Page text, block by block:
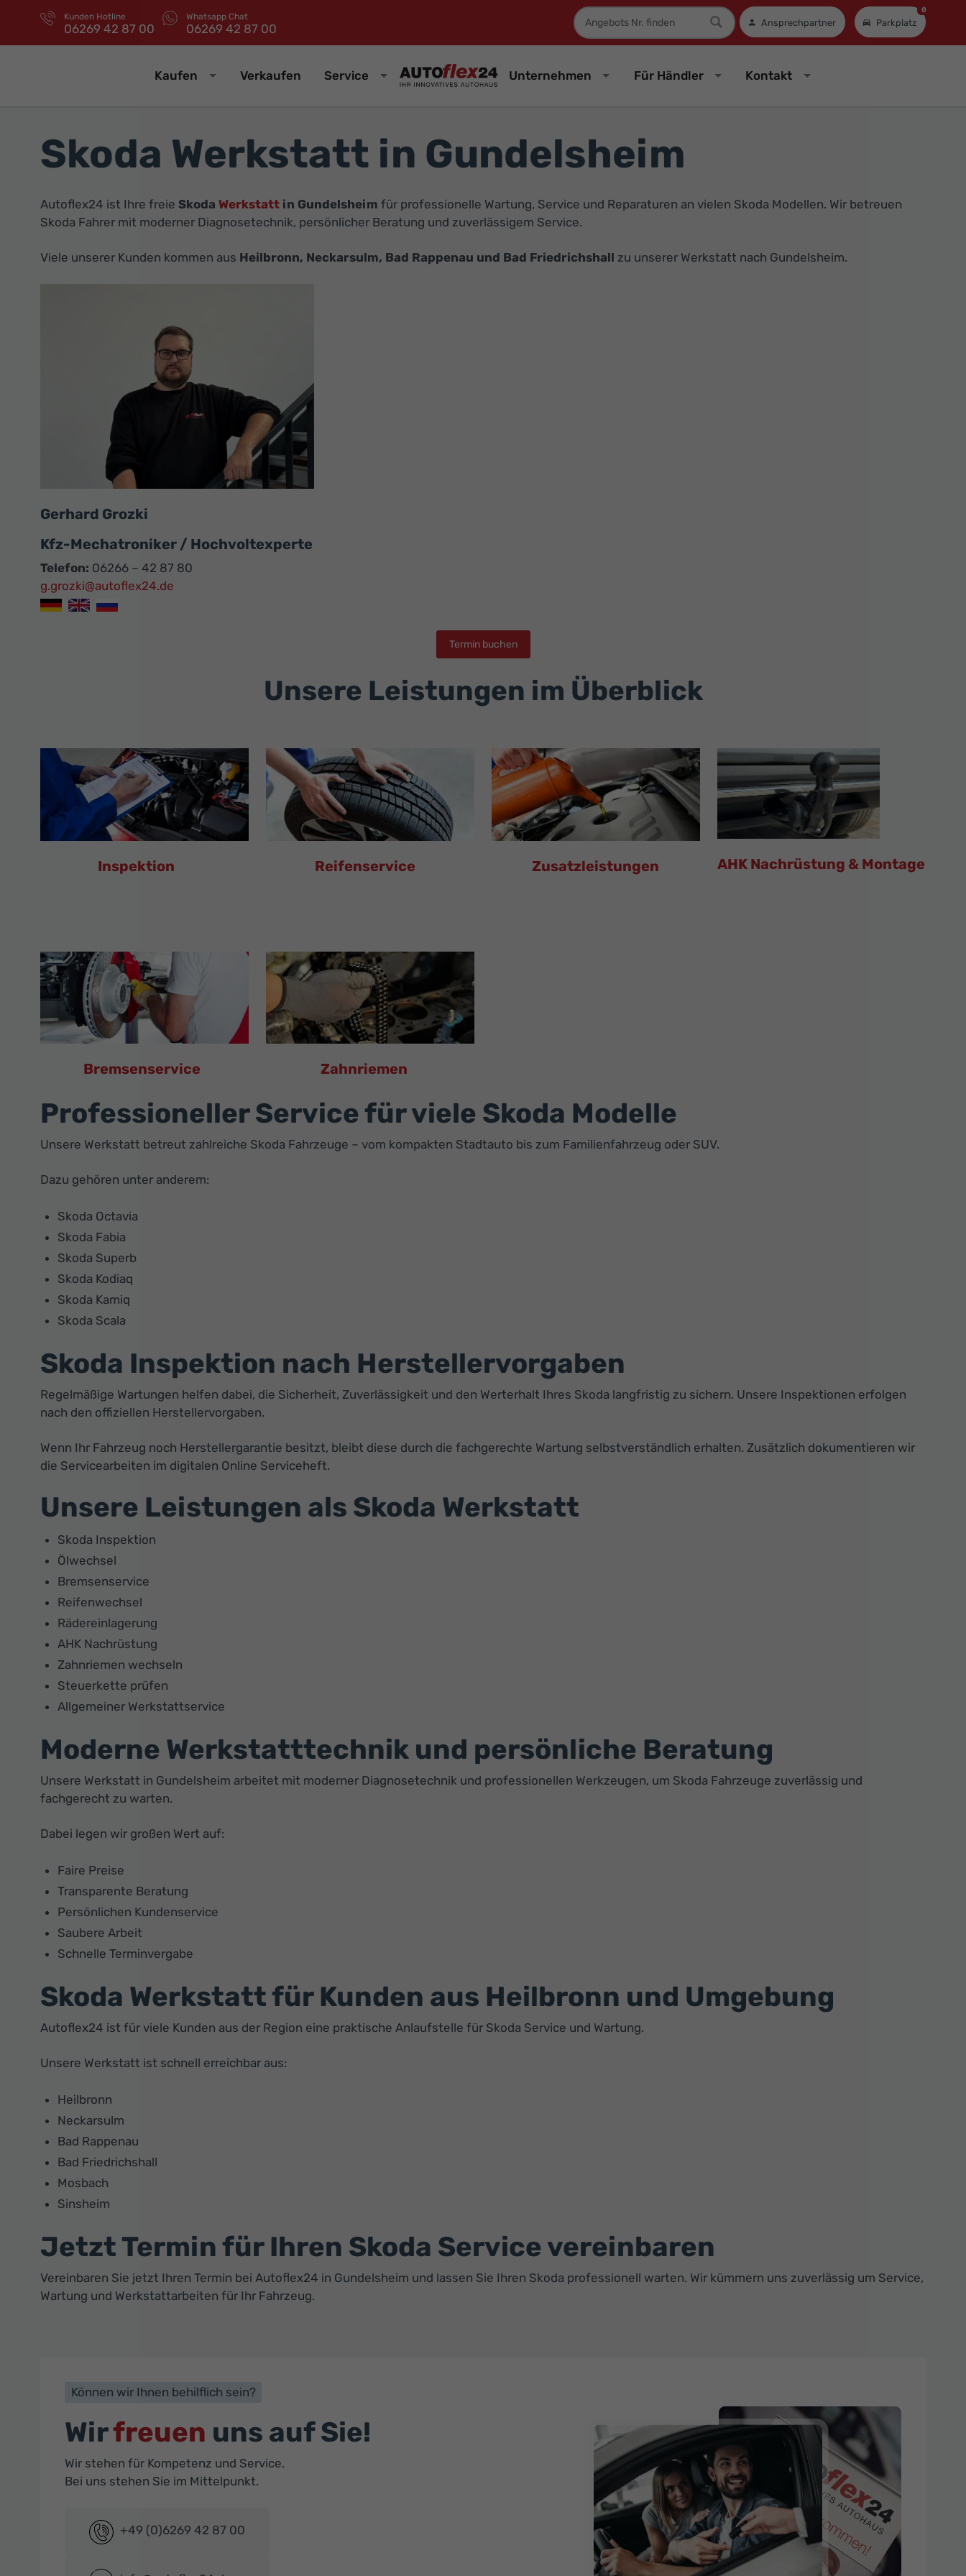
Kunden Hotline
06269 42 87 00
Whatsapp Chat
06269 42 87 00
Fahrzeugnummer
Ansprechpartner Parkplatz
0
Kaufen Verkaufen Service Unternehmen Für Händler Kontakt
Skoda Werkstatt in Gundelsheim
Autoflex24 ist Ihre freie Skoda Werkstatt in Gundelsheim für professionelle Wartung, Service und Reparaturen an vielen Skoda Modellen. Wir betreuen
Skoda Fahrer mit moderner Diagnosetechnik, persönlicher Beratung und zuverlässigem Service.
Viele unserer Kunden kommen aus Heilbronn, Neckarsulm, Bad Rappenau und Bad Friedrichshall zu unserer Werkstatt nach Gundelsheim.
Gerhard Grozki
Kfz-Mechatroniker / Hochvoltexperte
Telefon: 06266 – 42 87 80
g.grozki@autoflex24.de
Termin buchen
Unsere Leistungen im Überblick
Inspektion Reifenservice Zusatzleistungen AHK Nachrüstung & Montage
Bremsenservice Zahnriemen
Professioneller Service für viele Skoda Modelle
Unsere Werkstatt betreut zahlreiche Skoda Fahrzeuge – vom kompakten Stadtauto bis zum Familienfahrzeug oder SUV.
Dazu gehören unter anderem:
Skoda Octavia
Skoda Fabia
Skoda Superb
Skoda Kodiaq
Skoda Kamiq
Skoda Scala
Skoda Inspektion nach Herstellervorgaben
Regelmäßige Wartungen helfen dabei, die Sicherheit, Zuverlässigkeit und den Werterhalt Ihres Skoda langfristig zu sichern. Unsere Inspektionen erfolgen
nach den offiziellen Herstellervorgaben.
Wenn Ihr Fahrzeug noch Herstellergarantie besitzt, bleibt diese durch die fachgerechte Wartung selbstverständlich erhalten. Zusätzlich dokumentieren wir
die Servicearbeiten im digitalen Online Serviceheft.
Unsere Leistungen als Skoda Werkstatt
Skoda Inspektion
Ölwechsel
Bremsenservice
Reifenwechsel
Rädereinlagerung
AHK Nachrüstung
Zahnriemen wechseln
Steuerkette prüfen
Allgemeiner Werkstattservice
Moderne Werkstatttechnik und persönliche Beratung
Unsere Werkstatt in Gundelsheim arbeitet mit moderner Diagnosetechnik und professionellen Werkzeugen, um Skoda Fahrzeuge zuverlässig und
fachgerecht zu warten.
Dabei legen wir großen Wert auf:
Faire Preise
Transparente Beratung
Persönlichen Kundenservice
Saubere Arbeit
Schnelle Terminvergabe
Skoda Werkstatt für Kunden aus Heilbronn und Umgebung
Autoflex24 ist für viele Kunden aus der Region eine praktische Anlaufstelle für Skoda Service und Wartung.
Unsere Werkstatt ist schnell erreichbar aus:
Heilbronn
Neckarsulm
Bad Rappenau
Bad Friedrichshall
Mosbach
Sinsheim
Jetzt Termin für Ihren Skoda Service vereinbaren
Vereinbaren Sie jetzt Ihren Termin bei Autoflex24 in Gundelsheim und lassen Sie Ihren Skoda professionell warten. Wir kümmern uns zuverlässig um Service,
Wartung und Werkstattarbeiten für Ihr Fahrzeug.
Können wir Ihnen behilflich sein?
Wirfreuen uns auf Sie!
Wir stehen für Kompetenz und Service.
Bei uns stehen Sie im Mittelpunkt.
+49 (0)6269 42 87 00